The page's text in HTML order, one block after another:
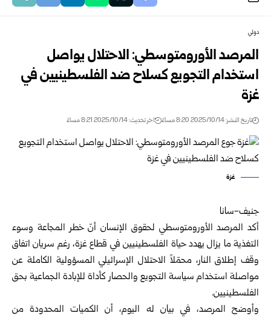
دولي
المرصد الأورومتوسطي: الاحتلال يواصل
استخدام التجويع كسلاح ضد الفلسطينيين في
غزة
تاريخ النشر: 2025/10/14 8:20 مساءً اخر تحديث: 2025/10/14 8:21 مساءً
غزة
جنيف-سانا
أكد المرصد الأورومتوسطي لحقوق الإنسان أنّ خطر المجاعة وسوء
التغذية ما يزال يهدد حياة الفلسطينيين في قطاع غزة، رغم سريان اتفاق
وقف إطلاق النار، محمّلاً الاحتلال الإسرائيلي المسؤولية الكاملة عن
مواصلة استخدام سياسة التجويع والحصار كأداة للإبادة الجماعية بحق
الفلسطينيين.
وأوضح المرصد، في بيان له اليوم، أن الكميات المحدودة من